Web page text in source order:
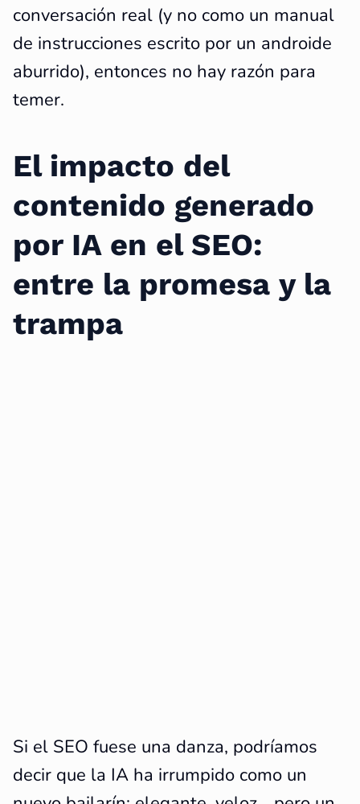
conversación real (y no como un manual
de instrucciones escrito por un androide
aburrido), entonces no hay razón para
temer.
El impacto del
contenido generado
por IA en el SEO:
entre la promesa y la
trampa
Si el SEO fuese una danza, podríamos
decir que la IA ha irrumpido como un